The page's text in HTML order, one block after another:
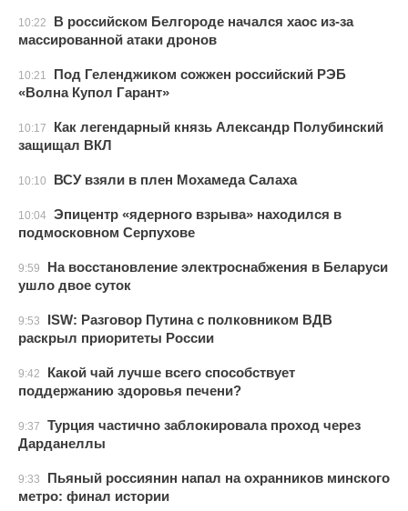
10:22
В российском Белгороде начался хаос из-за
массированной атаки дронов
10:21
Под Геленджиком сожжен российский РЭБ
«Волна Купол Гарант»
10:17
Как легендарный князь Александр Полубинский
защищал ВКЛ
10:10 ВСУ взяли в плен Мохамеда Салаха
10:04 Эпицентр «ядерного взрыва» находился в
подмосковном Серпухове
9:59
На восстановление электроснабжения в Беларуси
ушло двое суток
9:53
ISW: Разговор Путина с полковником ВДВ
раскрыл приоритеты России
9:42
Какой чай лучше всего способствует
поддержанию здоровья печени?
9:37
Турция частично заблокировала проход через
Дарданеллы
9:33
Пьяный россиянин напал на охранников минского
метро: финал истории